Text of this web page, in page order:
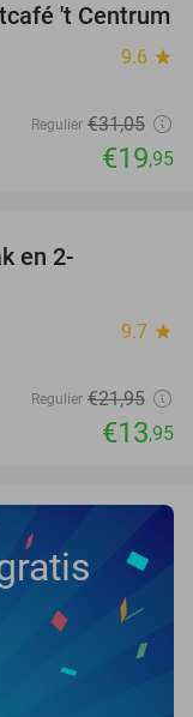
36%
't Centrum
9.6 star
Regulier €31,05
€19,95
en 2-
9.7 star
Regulier €21,95
€13,95